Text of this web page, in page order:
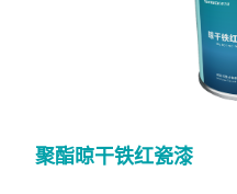
聚酯晾干铁红瓷漆